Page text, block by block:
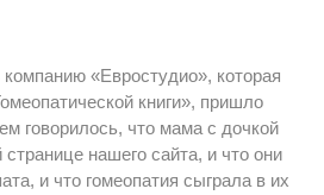
«Евростудио», которая
книги», пришло
говорилось, что мама с дочкой
нашего сайта, и что они
и что гомеопатия сыграла в их